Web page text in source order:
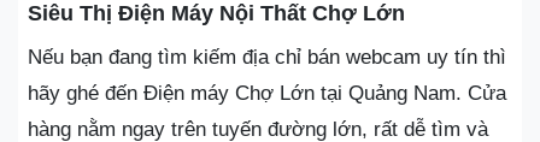
Siêu Thị Điện Máy Nội Thất Chợ Lớn
Nếu bạn đang tìm kiếm địa chỉ bán webcam uy tín thì
hãy ghé đến Điện máy Chợ Lớn tại Quảng Nam. Cửa
hàng nằm ngay trên tuyến đường lớn, rất dễ tìm và